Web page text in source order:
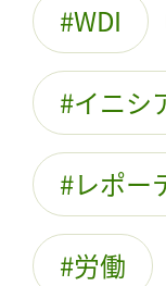
WDI
イニシ
レポー
労働